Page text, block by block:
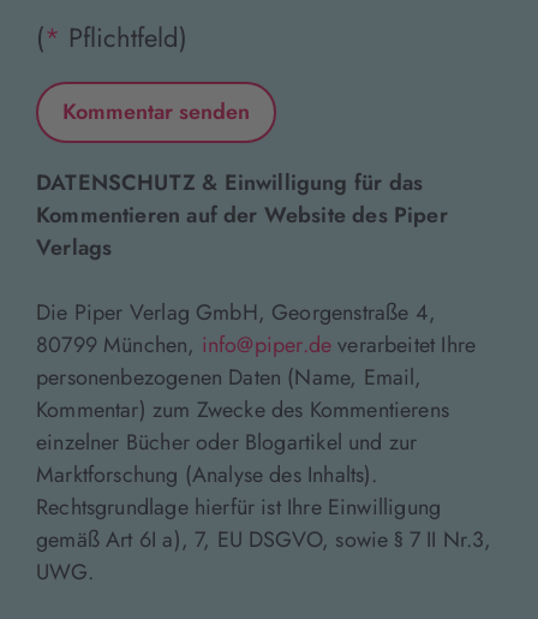
(* Pflichtfeld)
DATENSCHUTZ & Einwilligung für das
Kommentieren auf der Website des Piper
Verlags
Die Piper Verlag GmbH, Georgenstraße 4,
80799 München, info@piper.deverarbeitet Ihre
personenbezogenen Daten (Name, Email,
Kommentar) zum Zwecke des Kommentierens
einzelner Bücher oder Blogartikel und zur
Marktforschung (Analyse des Inhalts).
Rechtsgrundlage hierfür ist Ihre Einwilligung
gemäß Art 6I a), 7, EU DSGVO, sowie § 7 II Nr.3,
UWG.